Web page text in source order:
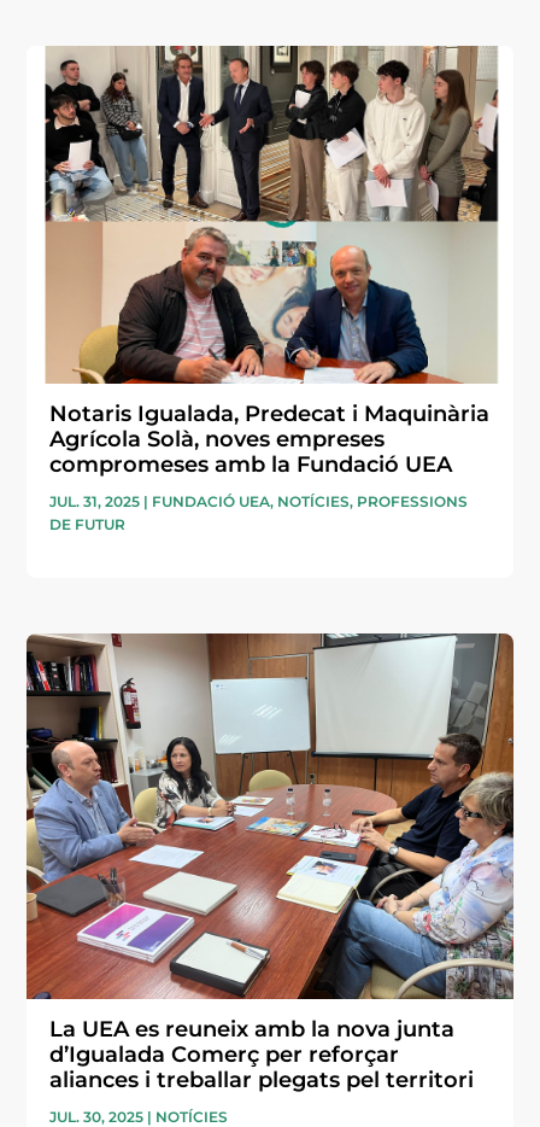
Notaris Igualada, Predecat i Maquinària
Agrícola Solà, noves empreses
compromeses amb la Fundació UEA
JUL. 31, 2025 | FUNDACIÓ UEA, NOTÍCIES, PROFESSIONS
DE FUTUR
La UEA es reuneix amb la nova junta
d’Igualada Comerç per reforçar
aliances i treballar plegats pel territori
JUL. 30, 2025 | NOTÍCIES